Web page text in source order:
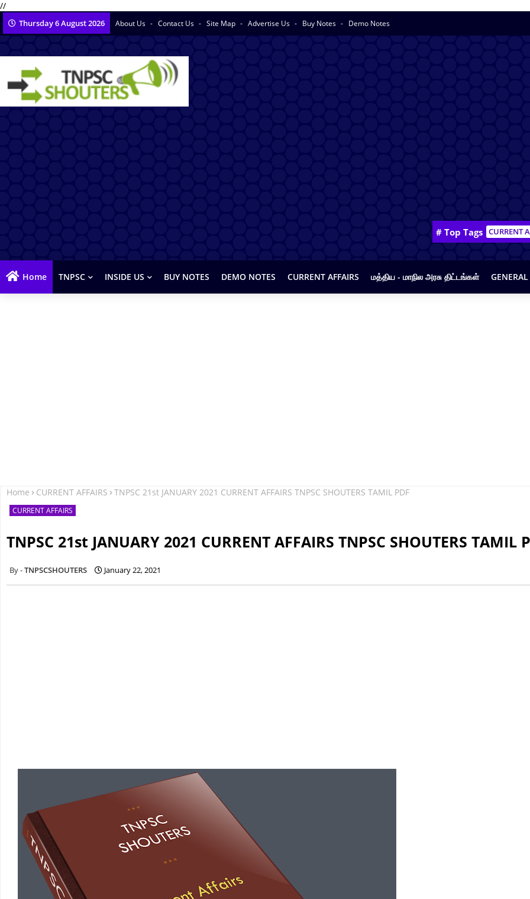
//
Thursday 6 August 2026 About Us Contact Us Site Map Advertise Us Buy Notes Demo Notes
# Top Tags CURRENT
Home TNPSC INSIDE US BUY NOTES DEMO NOTES CURRENT AFFAIRS மத்திய - மாநில அரசு திட்டங்கள்
Home CURRENT AFFAIRS TNPSC 21st JANUARY 2021 CURRENT AFFAIRS TNPSC SHOUTERS TAMIL PDF
CURRENT AFFAIRS
TNPSC 21st JANUARY 2021 CURRENT AFFAIRS TNPSC SHOUTERS TAMIL
TNPSCSHOUTERS January 22, 2021